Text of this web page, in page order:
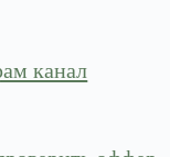
канал